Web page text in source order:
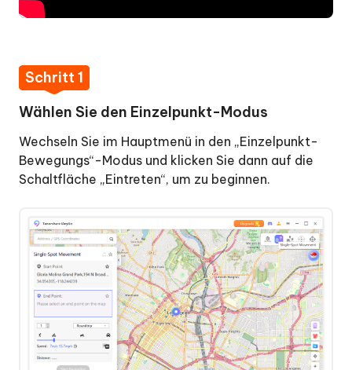
Schritt 1
Wählen Sie den Einzelpunkt-Modus
Wechseln Sie im Hauptmenü in den „Einzelpunkt-
Bewegungs“-Modus und klicken Sie dann auf die
Schaltfläche „Eintreten“, um zu beginnen.